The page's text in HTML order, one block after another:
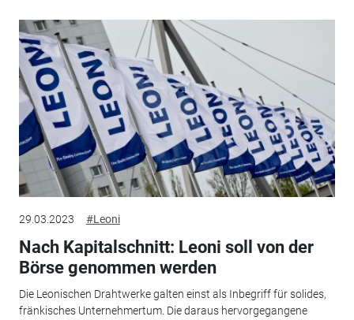
29.03.2023 #Leoni
Nach Kapitalschnitt: Leoni soll von der
Börse genommen werden
Die Leonischen Drahtwerke galten einst als Inbegriff für solides,
fränkisches Unternehmertum. Die daraus hervorgegangene